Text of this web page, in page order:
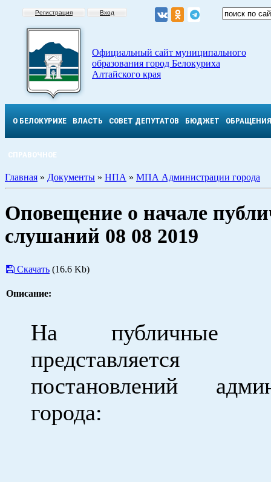
Регистрация Вход
Официальный сайт муниципального
образования город Белокуриха
Алтайского края
О БЕЛОКУРИХЕ ВЛАСТЬ СОВЕТ ДЕПУТАТОВ БЮДЖЕТ ОБРАЩЕНИЯ
СПРАВОЧНОЕ
Главная » Документы » НПА » МПА Администрации города
Оповещение о начале
слушаний 08 08 2019
Скачать (16.6 Kb)
Описание:
На публичные
представляется
постановлений
города: